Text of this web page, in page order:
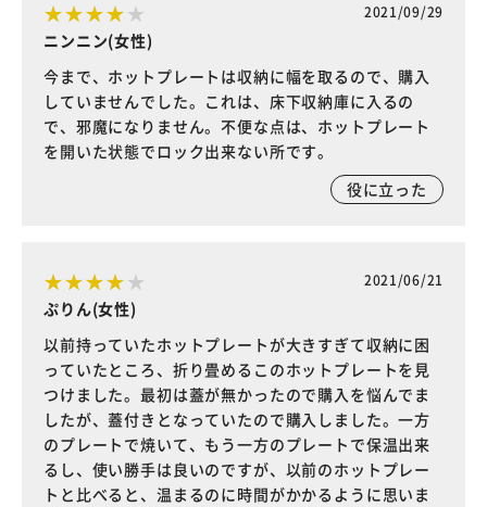
2021/09/29
ニンニン(女性)
今まで、ホットプレートは収納に幅を取るので、購入
していませんでした。これは、床下収納庫に入るの
で、邪魔になりません。不便な点は、ホットプレート
を開いた状態でロック出来ない所です。
役に立った
2021/06/21
ぷりん(女性)
以前持っていたホットプレートが大きすぎて収納に困
っていたところ、折り畳めるこのホットプレートを見
つけました。最初は蓋が無かったので購入を悩んでま
したが、蓋付きとなっていたので購入しました。一方
のプレートで焼いて、もう一方のプレートで保温出来
るし、使い勝手は良いのですが、以前のホットプレー
トと比べると、温まるのに時間がかかるように思いま